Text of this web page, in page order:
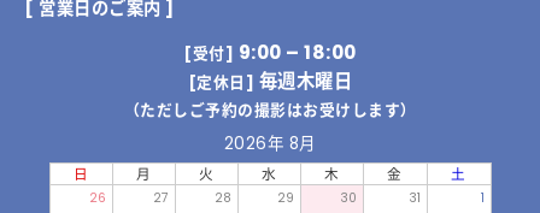
[ 営業日のご案内 ]
[受付] 9:00 – 18:00
[定休日] 毎週木曜日
（ただしご予約の撮影はお受けします）
2026年 8月
日 月 火 水 木 金 土
26 27 28 29 30 31 1